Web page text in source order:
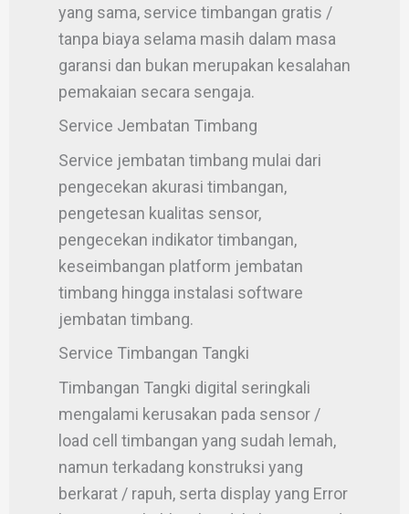
yang sama, service timbangan gratis /
tanpa biaya selama masih dalam masa
garansi dan bukan merupakan kesalahan
pemakaian secara sengaja.
Service Jembatan Timbang
Service jembatan timbang mulai dari
pengecekan akurasi timbangan,
pengetesan kualitas sensor,
pengecekan indikator timbangan,
keseimbangan platform jembatan
timbang hingga instalasi software
jembatan timbang.
Service Timbangan Tangki
Timbangan Tangki digital seringkali
mengalami kerusakan pada sensor /
load cell timbangan yang sudah lemah,
namun terkadang konstruksi yang
berkarat / rapuh, serta display yang Error